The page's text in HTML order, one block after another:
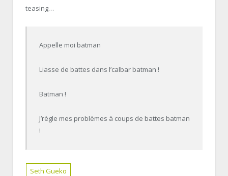
teasing…
Appelle moi batman
Liasse de battes dans l’calbar batman !
Batman !
J’règle mes problèmes à coups de battes batman
!
Seth Gueko